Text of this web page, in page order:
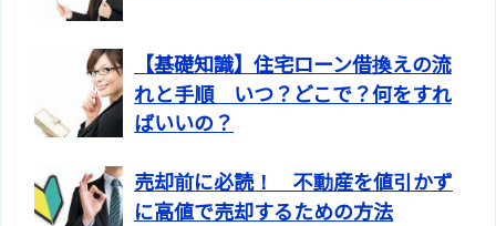
【基礎知識】住宅ローン借換えの流
れと手順 いつ？どこで？何をすれ
ばいいの？
売却前に必読！ 不動産を値引かず
に高値で売却するための方法